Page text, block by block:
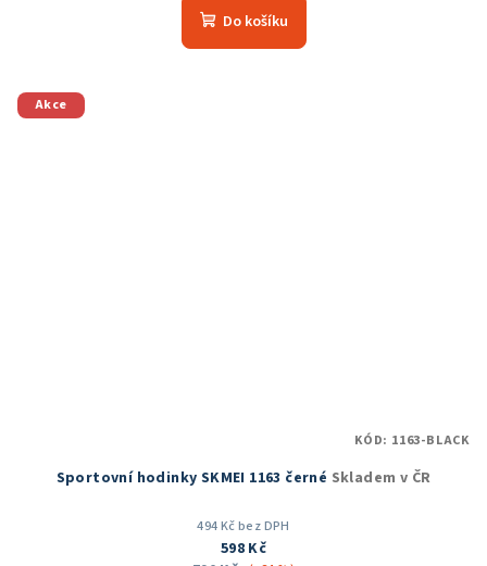
produktu
Do košíku
Akce
Sportovní hodinky SKMEI 1163 černé Skladem v ČR
494 Kč bez DPH
598 Kč
KÓD: 1163-BLACK